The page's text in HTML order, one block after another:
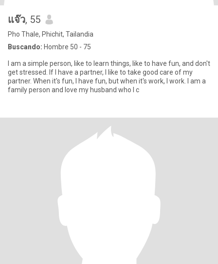
แจ๊ว, 55
Pho Thale, Phichit, Tailandia
Buscando: Hombre 50 - 75
I am a simple person, like to learn things, like to have fun, and don't
get stressed. If I have a partner, I like to take good care of my
partner. When it's fun, I have fun, but when it's work, I work. I am a
family person and love my husband who I c